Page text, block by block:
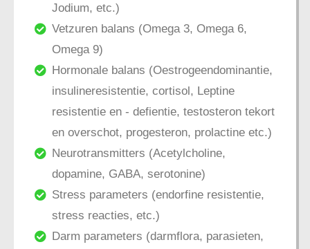
Jodium, etc.)
Vetzuren balans (Omega 3, Omega 6,
Omega 9)
Hormonale balans (Oestrogeendominantie,
insulineresistentie, cortisol, Leptine
resistentie en - defientie, testosteron tekort
en overschot, progesteron, prolactine etc.)
Neurotransmitters (Acetylcholine,
dopamine, GABA, serotonine)
Stress parameters (endorfine resistentie,
stress reacties, etc.)
Darm parameters (darmflora, parasieten,